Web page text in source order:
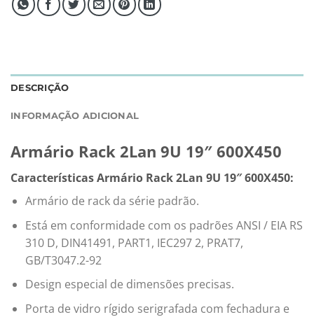
DESCRIÇÃO
INFORMAÇÃO ADICIONAL
Armário Rack 2Lan 9U 19″ 600X450
Características Armário Rack 2Lan 9U 19″ 600X450:
Armário de rack da série padrão.
Está em conformidade com os padrões ANSI / EIA RS
310 D, DIN41491, PART1, IEC297 2, PRAT7,
GB/T3047.2-92
Design especial de dimensões precisas.
Porta de vidro rígido serigrafada com fechadura e